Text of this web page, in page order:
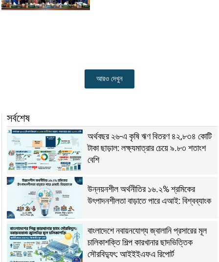
আরও দেখুন
সর্বশেষ
অর্থবছর ২৬-এ কৃষি ঋণ বিতরণ ৪২,৮৩৪ কোটি
টাকা ছাড়াল: লক্ষ্যমাত্রার চেয়ে ৯.৮৩ শতাংশ
বেশি
উন্নয়নশীল অর্থনীতির ১৬.২% শ্রমিকের
উৎপাদনশীলতা বাড়াতে পারে এআই: বিশ্বব্যাংক
বাংলাদেশে নবায়নযোগ্য জ্বালানি প্রসারের মূল
চালিকাশক্তি শিল্প কারখানার ছাদভিত্তিক
সৌরবিদ্যুৎ: আইইইএফএ রিপোর্ট